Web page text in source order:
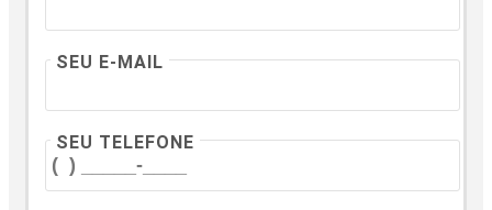
SEU E-MAIL
SEU TELEFONE